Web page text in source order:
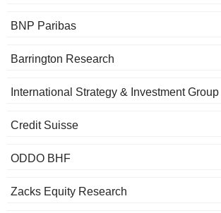
BNP Paribas
Barrington Research
International Strategy & Investment Group
Credit Suisse
ODDO BHF
Zacks Equity Research